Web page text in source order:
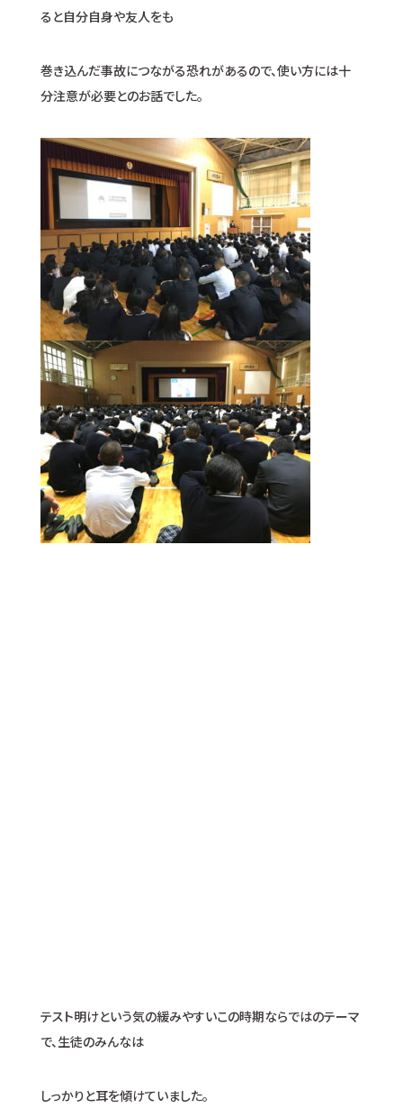
ると自分自身や友人をも
巻き込んだ事故につながる恐れがあるので、使い方には十
分注意が必要とのお話でした。
テスト明けという気の緩みやすいこの時期ならではのテーマ
で、生徒のみんなは
しっかりと耳を傾けていました。